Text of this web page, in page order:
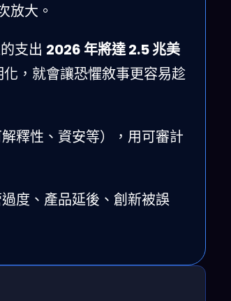
放大。
支出 2026 年將達 2.5 兆美
，就會讓恐懼敘事更容易趁
釋性、資安等），用可審計
度、產品延後、創新被誤